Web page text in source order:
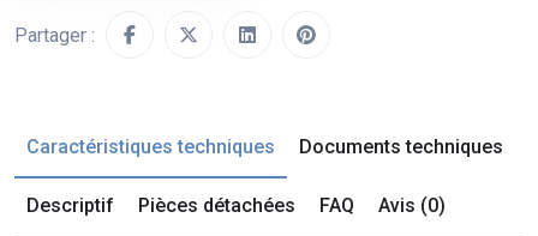
Partager :
Caractéristiques techniques Documents techniques
Descriptif Pièces détachées FAQ Avis (0)